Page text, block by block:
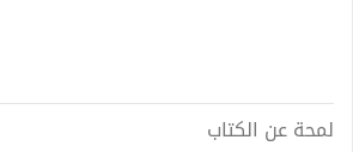
لمحة عن الكتاب